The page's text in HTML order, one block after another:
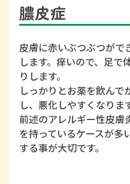
膿皮症
皮膚に赤いぶつぶつがで
します。痒いので、足で
りします。
しっかりとお薬を飲ん
し、悪化しやすくなりま
前述のアレルギー性皮膚
を持っているケースが多
する事が大切です。